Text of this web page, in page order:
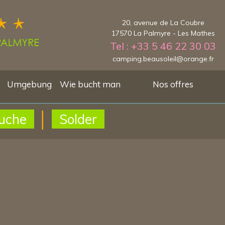
Solder
20, avenue de La Coubre
17570 La Palmyre - Les Mathes
Tel : +33 5 46 22 30 03
camping.beausoleil@orange.fr
Umgebung Wie bucht man Nos offres